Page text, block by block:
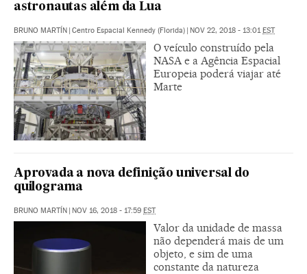
astronautas além da Lua
BRUNO MARTÍN | Centro Espacial Kennedy (Florida) | NOV 22, 2018 - 13:01EST
O veículo construído pela
NASA e a Agência Espacial
Europeia poderá viajar até
Marte
Aprovada a nova definição universal do
quilograma
BRUNO MARTÍN | NOV 16, 2018 - 17:59 EST
Valor da unidade de massa
não dependerá mais de um
objeto, e sim de uma
constante da natureza